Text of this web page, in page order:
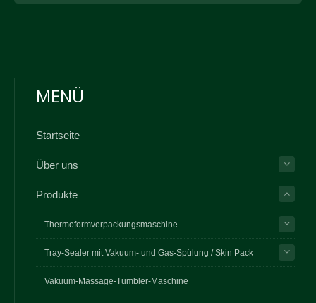
MENÜ
Startseite
Über uns
Produkte
Thermoformverpackungsmaschine
Tray-Sealer mit Vakuum- und Gas-Spülung / Skin Pack
Vakuum-Massage-Tumbler-Maschine